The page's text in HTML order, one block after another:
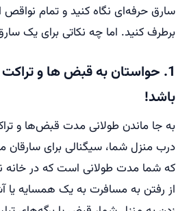
سارق حرفه‌ای نگاه کنید و تمام نواقص
برطرف کنید. اما چه نکاتی برای یک
1. حواستان به قبض ها و تراکت
باشد!
به جا ماندن طولانی مدت قبض‌ها و
درب منزل شما، سیگنالی برای سارقان
که شما مدت طولانی است که در خانه
از رفتن به مسافرت به یک همسایه یا